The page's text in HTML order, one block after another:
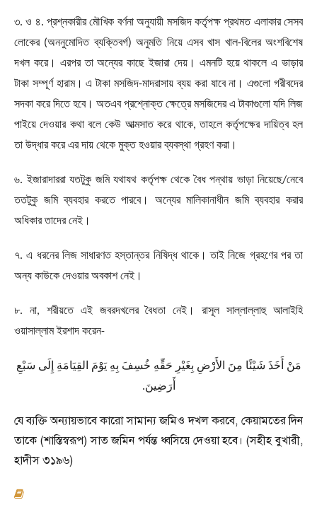
৩. ও ৪. প্রশ্নকারীর মৌখিক বর্ণনা অনুযায়ী মসজিদ কর্তৃপক্ষ প্রথমত এলাকার সেসব
লোকের (অননুমোদিত ব্যক্তিবর্গ) অনুমতি নিয়ে এসব খাস খাল-বিলের অংশবিশেষ
দখল করে। এরপর তা অন্যের কাছে ইজারা দেয়। এমনটি হয়ে থাকলে এ ভাড়ার
টাকা সম্পূর্ণ হারাম। এ টাকা মসজিদ-মাদরাসায় ব্যয় করা যাবে না। এগুলো গরীবদের
সদকা করে দিতে হবে। অতএব প্রশ্নোক্ত ক্ষেত্রে মসজিদের এ টাকাগুলো যদি লিজ
পাইয়ে দেওয়ার কথা বলে কেউ আত্মসাত করে থাকে,তাহলে কর্তৃপক্ষের দায়িত্ব হল
তা উদ্ধার করে এর দায় থেকে মুক্ত হওয়ার ব্যবস্থা গ্রহণ করা।
৬. ইজারাদাররা যতটুকু জমি যথাযথ কর্তৃপক্ষ থেকে বৈধ পন্থায় ভাড়া নিয়েছে/নেবে
ততটুকু জমি ব্যবহার করতে পারবে। অন্যের মালিকানাধীন জমি ব্যবহার করার
অধিকার তাদের নেই।
৭. এ ধরনের লিজ সাধারণত হস্তান্তর নিষিদ্ধ থাকে। তাই নিজে গ্রহণের পর তা
অন্য কাউকে দেওয়ার অবকাশ নেই।
৮. না, শরীয়তে এই জবরদখলের বৈধতা নেই। রাসূল সাল্লাল্লাহু আলাইহি
ওয়াসাল্লাম ইরশাদ করেন-
مَنْ أَخَذَ شَيْئًا مِنَ الأَرْضِ بِغَيْرِ حَقِّهِ خُسِفَ بِهِ يَوْمَ القِيَامَةِ إِلَى سَبْعِ
أَرَضِينَ.
যে ব্যক্তি অন্যায়ভাবে কারো সামান্য জমিও দখল করবে, কেয়ামতের দিন
তাকে (শাস্তিস্বরূপ) সাত জমিন পর্যন্ত ধ্বসিয়ে দেওয়া হবে। (সহীহ বুখারী,
হাদীস ৩১৯৬)